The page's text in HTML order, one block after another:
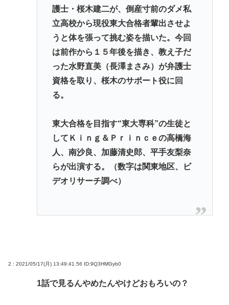
護士・桜木建二が、倒産寸前のダメ私
立高校から現役東大合格者輩出させよ
うと体を張って挑む姿を描いた。今回
は前作から１５年後を描き、教え子だ
った水野直美（長澤まさみ）が弁護士
資格を取り、桜木のサポート役に回
る。
東大合格を目指す“東大専科”の生徒と
してＫｉｎｇ＆Ｐｒｉｎｃｅの高橋海
人、南沙良、加藤清史郎、平手友梨奈
らが出演する。（数字は関東地区、ビ
デオリサーチ調べ）
2 : 2021/05/17(月) 13:49:41.56 ID:9Q3HMGyb0
1話で見るんやめたんやけどおもろいの？